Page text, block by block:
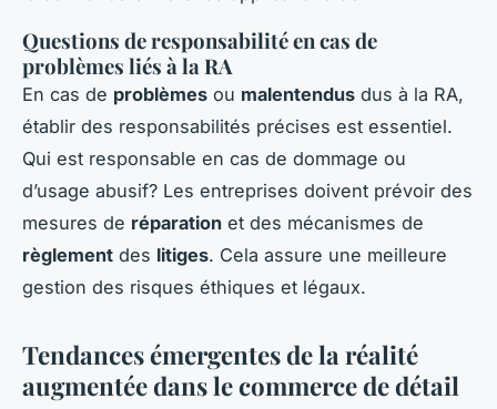
Questions de responsabilité en cas de
problèmes liés à la RA
En cas de problèmes ou malentendus dus à la RA,
établir des responsabilités précises est essentiel.
Qui est responsable en cas de dommage ou
d’usage abusif? Les entreprises doivent prévoir des
mesures de réparation et des mécanismes de
règlement des litiges. Cela assure une meilleure
gestion des risques éthiques et légaux.
Tendances émergentes de la réalité
augmentée dans le commerce de détail